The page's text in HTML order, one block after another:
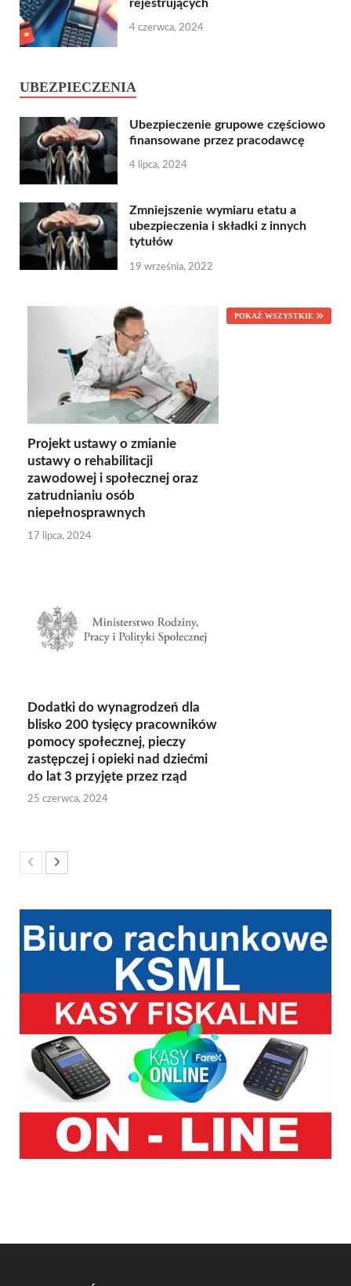
rejestrujących
4 czerwca, 2024
UBEZPIECZENIA
Ubezpieczenie grupowe częściowo
finansowane przez pracodawcę
4 lipca, 2024
Zmniejszenie wymiaru etatu a
ubezpieczenia i składki z innych
tytułów
19 września, 2022
POKAŻ WSZYSTKIE
Projekt ustawy o zmianie
ustawy o rehabilitacji
zawodowej i społecznej oraz
zatrudnianiu osób
niepełnosprawnych
17 lipca, 2024
Dodatki do wynagrodzeń dla
blisko 200 tysięcy pracowników
pomocy społecznej, pieczy
zastępczej i opieki nad dziećmi
do lat 3 przyjęte przez rząd
25 czerwca, 2024